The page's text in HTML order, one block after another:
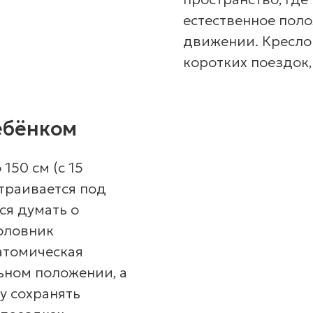
естественное
движении.
коротких
см (с 15
под
думать о
положении, а
сохранять